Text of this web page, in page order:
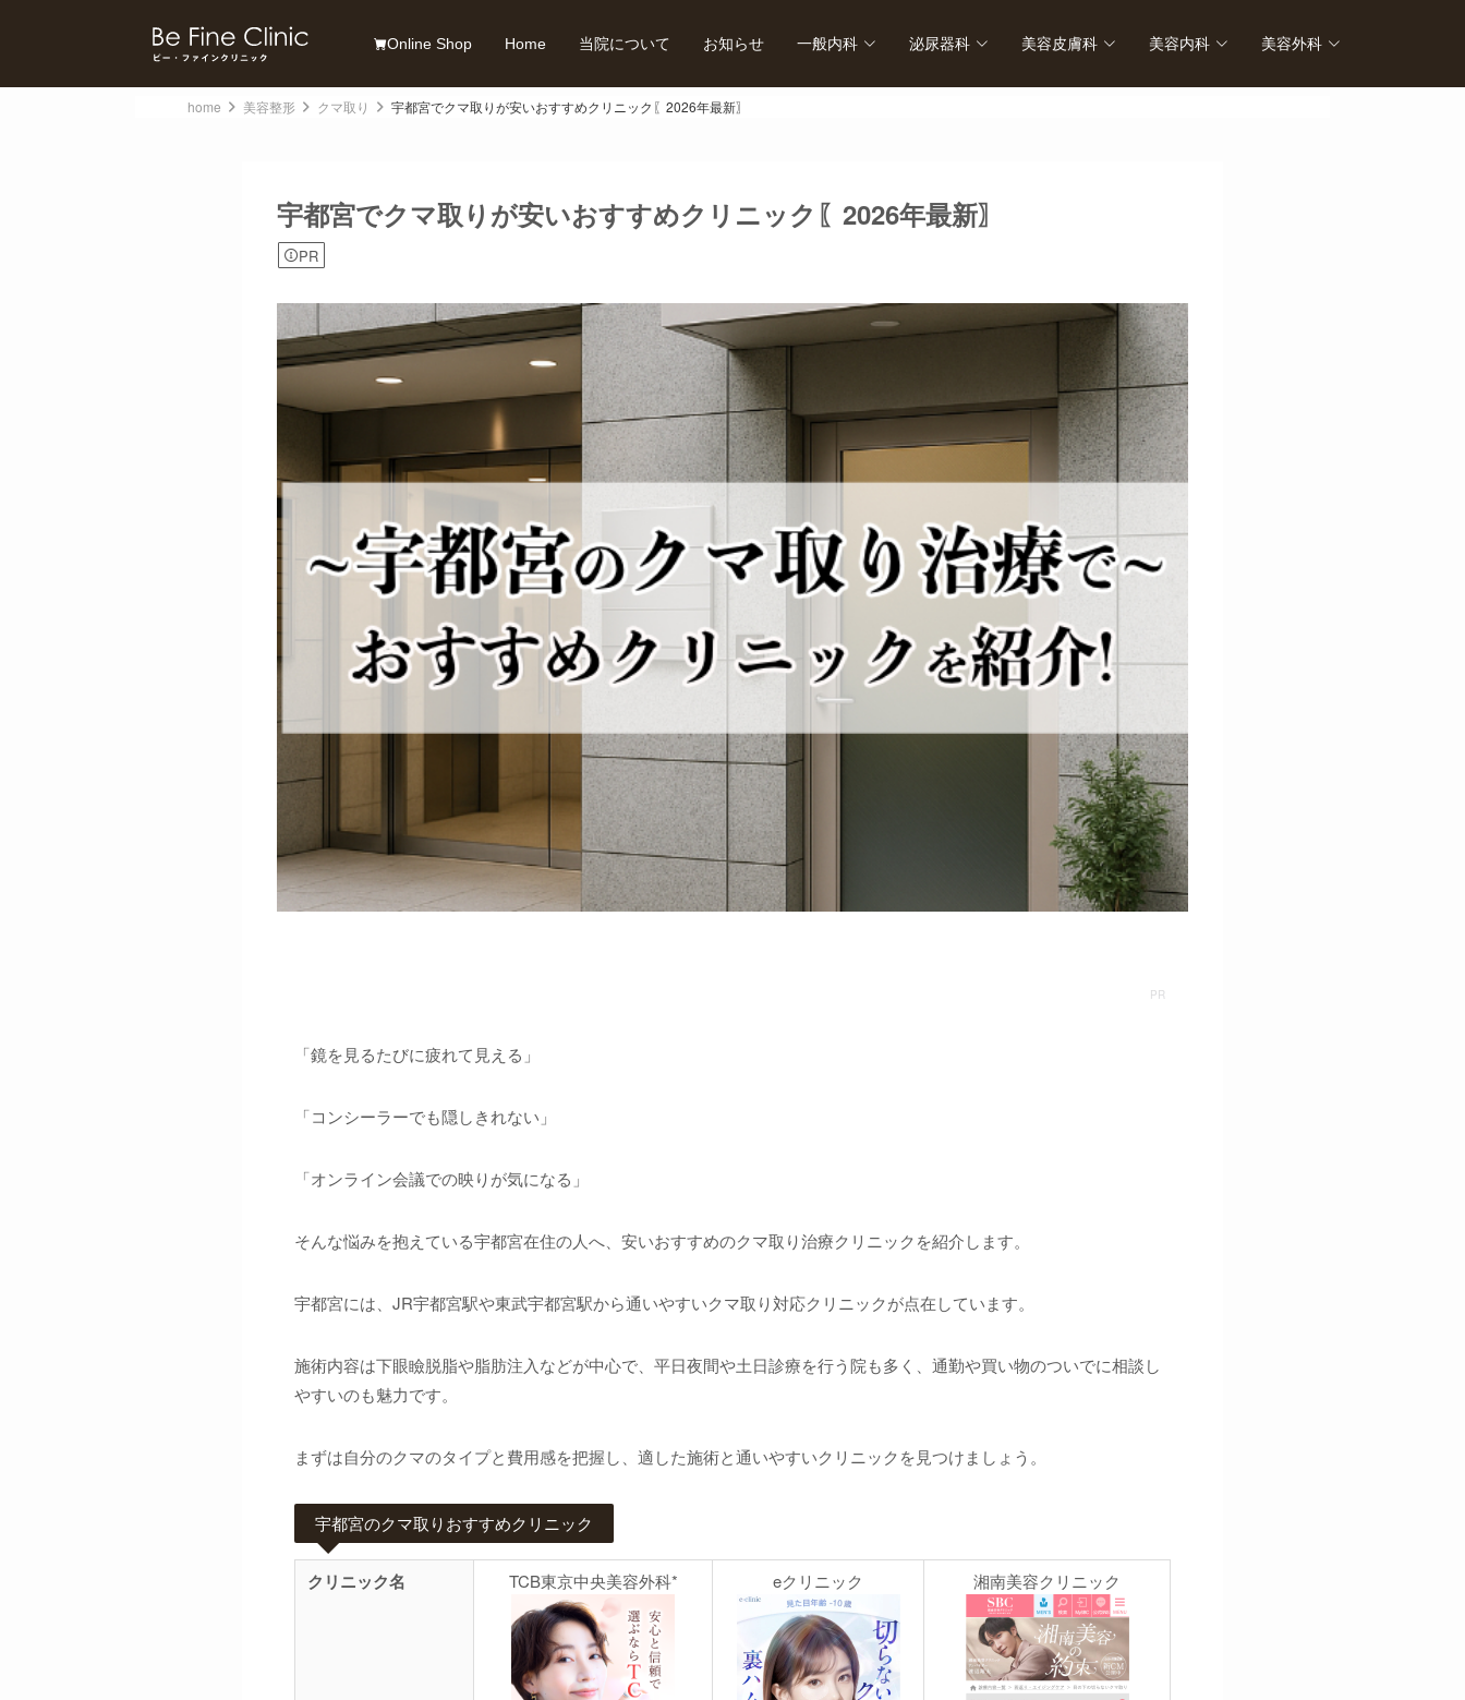
Online Shop Home 当院について お知らせ 一般内科 泌尿器科 美容皮膚科 美容内科 美容外科
診
home 美容整形 クマ取り 宇都宮でクマ取りが安いおすすめクリニック〖2026年最新〗
宇都宮でクマ取りが安いおすすめクリニック〖2026年最新〗
PR
「鏡を見るたびに疲れて見える」
「コンシーラーでも隠しきれない」
「オンライン会議での映りが気になる」
そんな悩みを抱えている宇都宮在住の人へ、安いおすすめのクマ取り治療クリニックを紹介します。
宇都宮には、JR宇都宮駅や東武宇都宮駅から通いやすいクマ取り対応クリニックが点在しています。
施術内容は下眼瞼脱脂や脂肪注入などが中心で、平日夜間や土日診療を行う院も多く、通勤や買い物のついでに相談し
やすいのも魅力です。
まずは自分のクマのタイプと費用感を把握し、適した施術と通いやすいクリニックを見つけましょう。
宇都宮のクマ取りおすすめクリニック
クリニック名 TCB東京中央美容外科* eクリニック 湘南美容クリニック